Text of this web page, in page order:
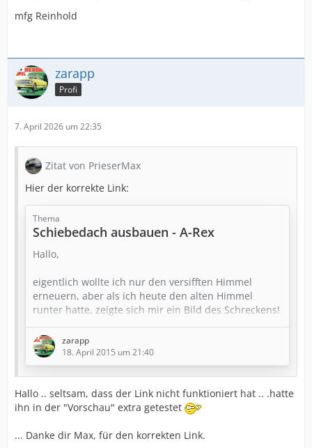
mfg Reinhold
zarapp
Profi
7. April 2026 um 22:35
Zitat von PrieserMax
Hier der korrekte Link:
Thema
Schiebedach ausbauen - A-Rex
Hallo,
eigentlich wollte ich nur den versifften Himmel
erneuern, aber als ich heute den alten Himmel
runter hatte, zeigte sich mir ein Bild des Schreckens!
Der Rost hat sich an der gesamten Naht zwischen
Dach und Schiebedachkassette weit ausgebreitet.
Leider wird das Schiebedach im Werkstatthandbuch
nicht erwähnt, aber vielleicht kann mir einer von
euch weiter helfen.
1. Wie ist die Schiebedachkassette eigentlich mit
zarapp
18. April 2015 um 21:40
Hallo .. seltsam, dass der Link nicht funktioniert hat .. .hatte
ihn in der "Vorschau" extra getestet
... Danke dir Max, für den korrekten Link.